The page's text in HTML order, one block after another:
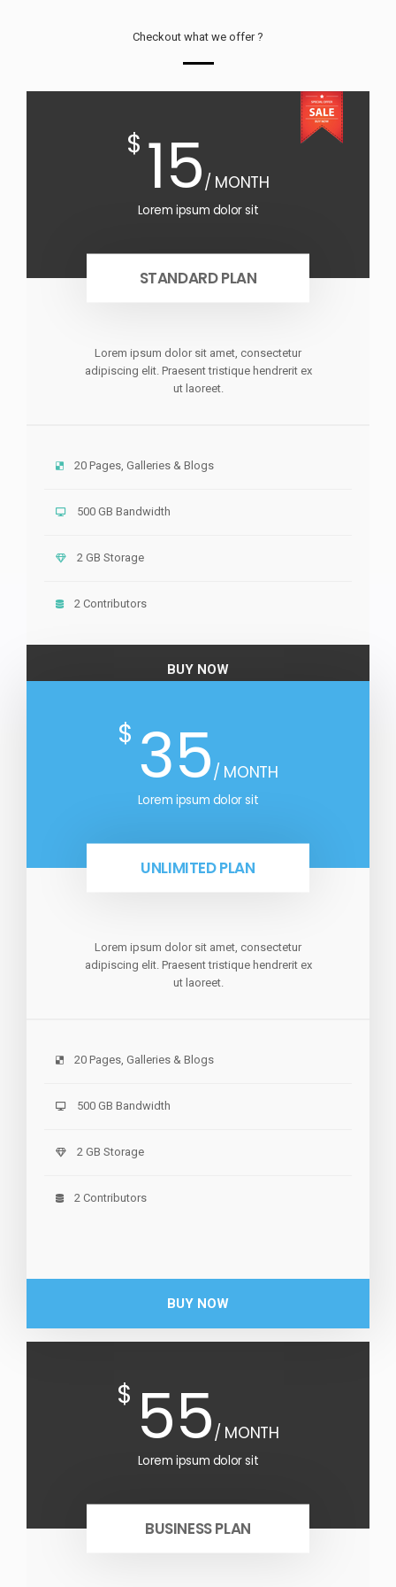
Checkout what we offer ?
$ 15/ MONTH
Lorem ipsum dolor sit
STANDARD PLAN
Lorem ipsum dolor sit amet, consectetur
adipiscing elit. Praesent tristique hendrerit ex
ut laoreet.
20 Pages, Galleries & Blogs
500 GB Bandwidth
2 GB Storage
2 Contributors
BUY NOW
$ 35/ MONTH
Lorem ipsum dolor sit
UNLIMITED PLAN
Lorem ipsum dolor sit amet, consectetur
adipiscing elit. Praesent tristique hendrerit ex
ut laoreet.
20 Pages, Galleries & Blogs
500 GB Bandwidth
2 GB Storage
2 Contributors
BUY NOW
$ 55/ MONTH
Lorem ipsum dolor sit
BUSINESS PLAN